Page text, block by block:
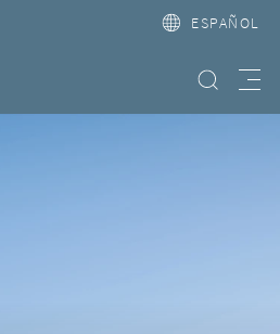
ESPAÑOL